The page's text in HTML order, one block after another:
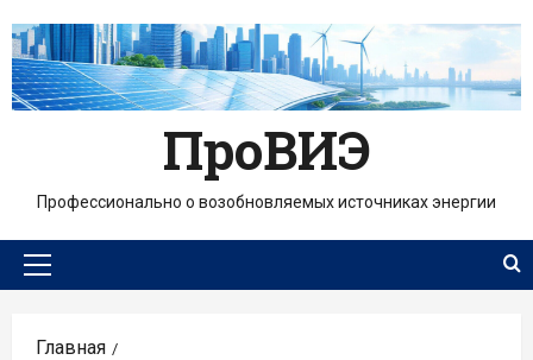
содержимому
ПроВИЭ
Профессионально о возобновляемых источниках энергии
Основное
Главная